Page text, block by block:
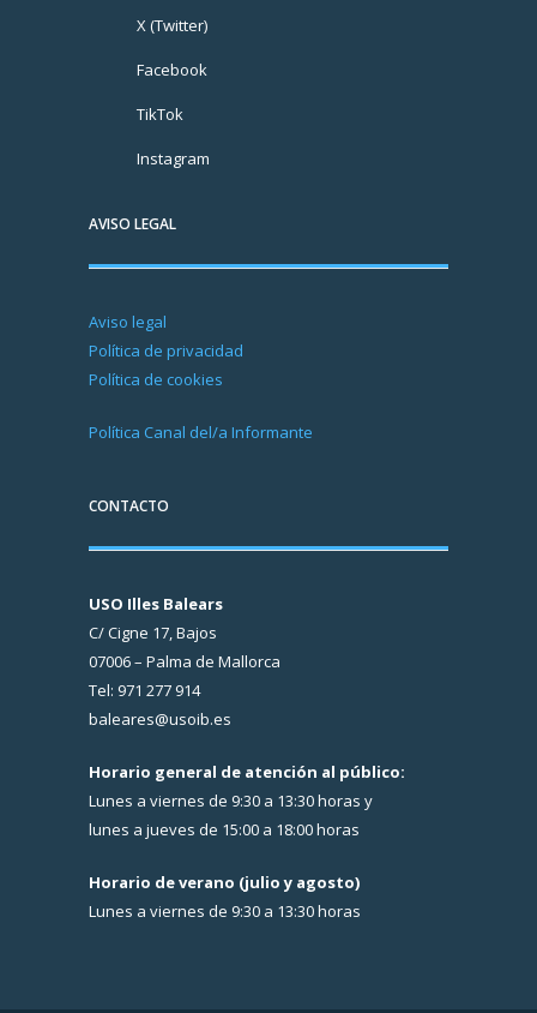
X (Twitter)
Facebook
TikTok
Instagram
AVISO LEGAL
Aviso legal
Política de privacidad
Política de cookies
Política Canal del/a Informante
CONTACTO
USO Illes Balears
C/ Cigne 17, Bajos
07006 – Palma de Mallorca
Tel: 971 277 914
baleares@usoib.es
Horario general de atención al público:
Lunes a viernes de 9:30 a 13:30 horas y
lunes a jueves de 15:00 a 18:00 horas
Horario de verano (julio y agosto)
Lunes a viernes de 9:30 a 13:30 horas